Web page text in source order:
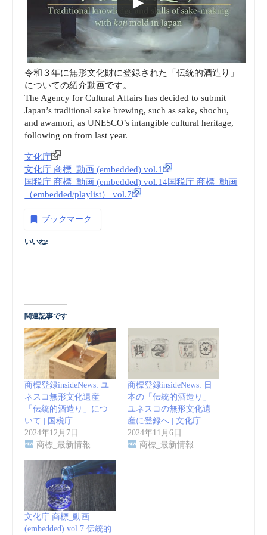
令和３年に無形文化財に登録された「伝統的酒造り」
についての紹介動画です。
The Agency for Cultural Affairs has decided to submit
Japan’s traditional sake brewing, such as sake, shochu,
and awamori, as UNESCO’s intangible cultural heritage,
following on from last year.
文化庁
文化庁 商標_動画 (embedded) vol.1
国税庁 商標_動画 (embedded) vol.14国税庁 商標_動画
（embedded/playlist） vol.7
ブックマーク
いいね:
関連記事です
商標登録insideNews: ユ
ネスコ無形文化遺産
「伝統的酒造り」につ
いて | 国税庁
2024年12月7日
商標_最新情報
商標登録insideNews: 日
本の「伝統的酒造り」
ユネスコの無形文化遺
産に登録へ | 文化庁
2024年11月6日
商標_最新情報
文化庁 商標_動画
(embedded) vol.7 伝統的